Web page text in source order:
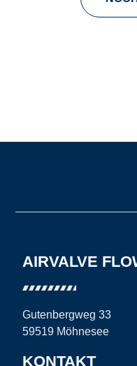
AIRVALVE
Gutenbergweg 33
59519 Möhnesee
KONTAKT